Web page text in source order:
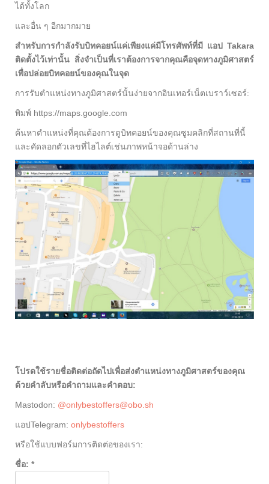
ได้ทั้งโลก
และอื่น ๆ อีกมากมาย
สำหรับการกำลังรับบิทคอยน์แค่เพียงแค่มีโทรศัพท์ที่มี แอป Takara
ติดตั้งไว้เท่านั้น สิ่งจำเป็นที่เราต้องการจากคุณคือจุดทางภูมิศาสตร์
เพื่อปล่อยบิทคอยน์ของคุณในจุด
การรับตำแหน่งทางภูมิศาสตร์นั้นง่ายจากอินเทอร์เน็ตเบราว์เซอร์:
พิมพ์ https://maps.google.com
ค้นหาตำแหน่งที่คุณต้องการดูบิทคอยน์ของคุณซูมคลิกที่สถานที่นี้
และคัดลอกตัวเลขที่ไฮไลต์เช่นภาพหน้าจอด้านล่าง
โปรดใช้รายชื่อติดต่อถัดไปเพื่อส่งตำแหน่งทางภูมิศาสตร์ของคุณ
ด้วยคำลับหรือคำถามและคำตอบ:
Mastodon: @onlybestoffers@obo.sh
แอปTelegram: onlybestoffers
หรือใช้แบบฟอร์มการติดต่อของเรา:
ชื่อ: *